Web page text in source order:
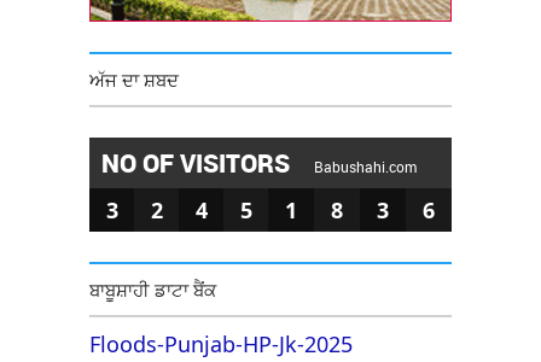
ਅੱਜ ਦਾ ਸ਼ਬਦ
NO OF VISITORS Babushahi.com
3 2 4 5 1 8 3 6
ਬਾਬੂਸ਼ਾਹੀ ਡਾਟਾ ਬੈਂਕ
Floods-Punjab-HP-Jk-2025